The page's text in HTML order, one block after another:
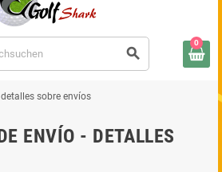
search
0
sobre envíos
ENVÍO - DETALLES